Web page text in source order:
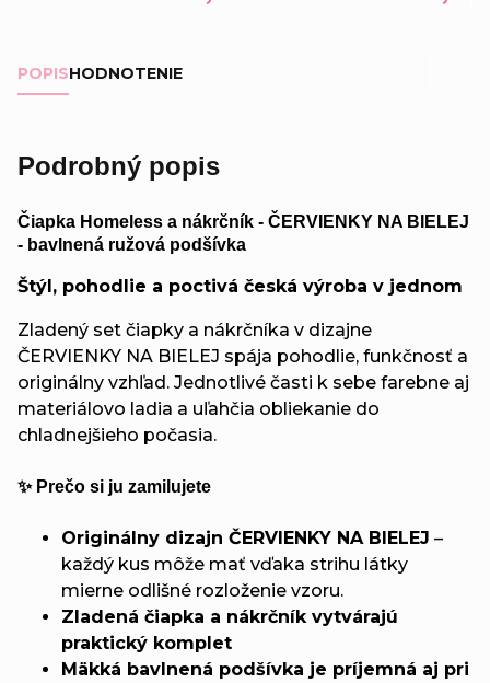
POPISHODNOTENIE
Podrobný popis
Čiapka Homeless a nákrčník - ČERVIENKY NA BIELEJ
- bavlnená ružová podšívka
Štýl, pohodlie a poctivá česká výroba v jednom
Zladený set čiapky a nákrčníka v dizajne
ČERVIENKY NA BIELEJ spája pohodlie, funkčnosť a
originálny vzhľad. Jednotlivé časti k sebe farebne aj
materiálovo ladia a uľahčia obliekanie do
chladnejšieho počasia.
✨ Prečo si ju zamilujete
Originálny dizajn ČERVIENKY NA BIELEJ –
každý kus môže mať vďaka strihu látky
mierne odlišné rozloženie vzoru.
Zladená čiapka a nákrčník vytvárajú
praktický komplet
Mäkká bavlnená podšívka je príjemná aj pri